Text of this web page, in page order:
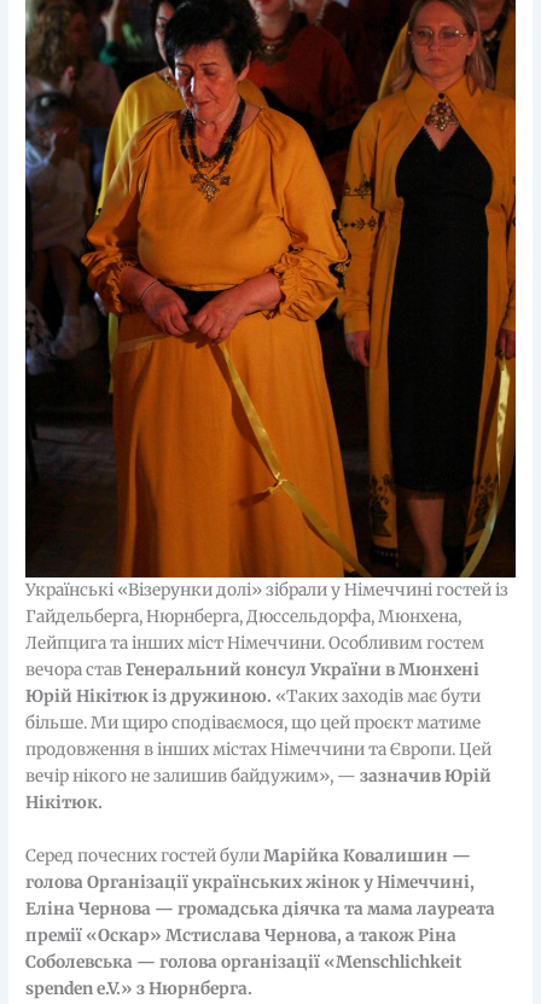
Українські «Візерунки долі» зібрали у Німеччині гостей із
Гайдельберга, Нюрнберга, Дюссельдорфа, Мюнхена,
Лейпцига та інших міст Німеччини. Особливим гостем
вечора ставГенеральний консул України в Мюнхені
Юрій Нікітюк із дружиною. «Таких заходів має бути
більше. Ми щиро сподіваємося, що цей проєкт матиме
продовження в інших містах Німеччини та Європи. Цей
вечір нікого не залишив байдужим», —зазначив Юрій
Нікітюк.
Серед почесних гостей булиМарійка Ковалишин —
голова Організації українських жінок у Німеччині,
Еліна Чернова — громадська діячка та мама лауреата
премії «Оскар» Мстислава Чернова, а також Ріна
Соболевська — голова організації «Menschlichkeit
spenden e.V.» з Нюрнберга.